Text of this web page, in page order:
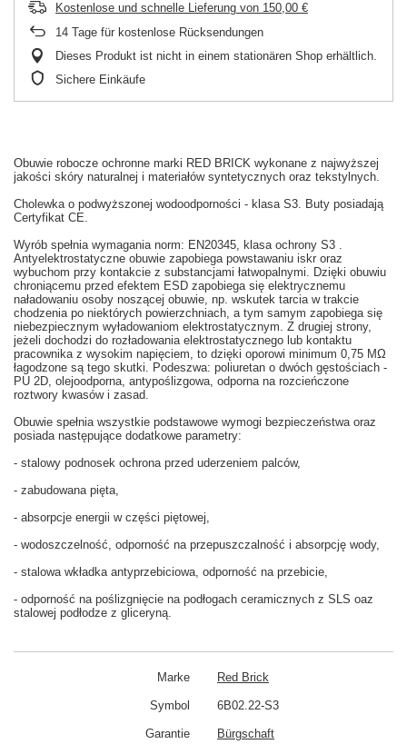
Kostenlose und schnelle Lieferung von 150,00 €
14 Tage für kostenlose Rücksendungen
Dieses Produkt ist nicht in einem stationären Shop erhältlich.
Sichere Einkäufe
Obuwie robocze ochronne marki RED BRICK wykonane z najwyższej
jakości skóry naturalnej i materiałów syntetycznych oraz tekstylnych.
Cholewka o podwyższonej wodoodporności - klasa S3. Buty posiadają
Certyfikat CE.
Wyrób spełnia wymagania norm: EN20345, klasa ochrony S3 .
Antyelektrostatyczne obuwie zapobiega powstawaniu iskr oraz
wybuchom przy kontakcie z substancjami łatwopalnymi. Dzięki obuwiu
chroniącemu przed efektem ESD zapobiega się elektrycznemu
naładowaniu osoby noszącej obuwie, np. wskutek tarcia w trakcie
chodzenia po niektórych powierzchniach, a tym samym zapobiega się
niebezpiecznym wyładowaniom elektrostatycznym. Z drugiej strony,
jeżeli dochodzi do rozładowania elektrostatycznego lub kontaktu
pracownika z wysokim napięciem, to dzięki oporowi minimum 0,75 MΩ
łagodzone są tego skutki. Podeszwa: poliuretan o dwóch gęstościach -
PU 2D, olejoodporna, antypoślizgowa, odporna na rozcieńczone
roztwory kwasów i zasad.
Obuwie spełnia wszystkie podstawowe wymogi bezpieczeństwa oraz
posiada następujące dodatkowe parametry:
- stalowy podnosek ochrona przed uderzeniem palców,
- zabudowana pięta,
- absorpcje energii w części piętowej,
- wodoszczelność, odporność na przepuszczalność i absorpcję wody,
- stalowa wkładka antyprzebiciowa, odporność na przebicie,
- odporność na poślizgnięcie na podłogach ceramicznych z SLS oaz
stalowej podłodze z gliceryną.
Marke Red Brick
Symbol 6B02.22-S3
Garantie Bürgschaft